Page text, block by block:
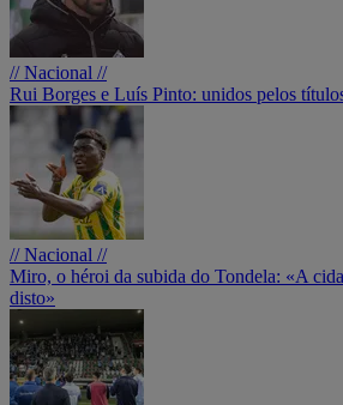
// Nacional //
Rui Borges e Luís Pinto: unidos pelos
// Nacional //
Miro, o héroi da subida do Tondela: «A
disto»